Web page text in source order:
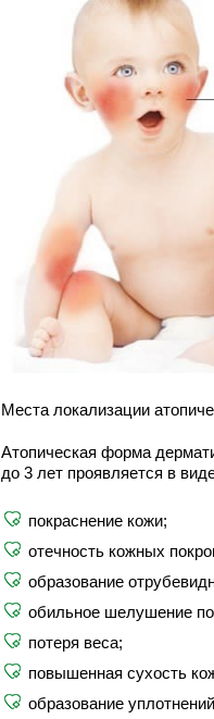
Места локализации
Атопическая форма
до 3 лет проявляется в
покраснение кожи;
отечность кожных
образование
обильное шелушение
потеря веса;
повышенная сухость
образование